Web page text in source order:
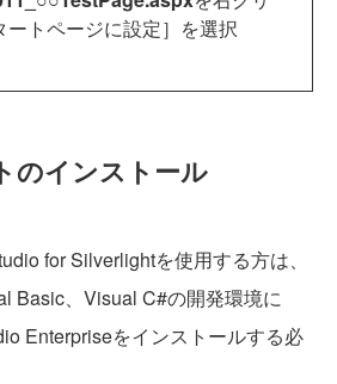
ートページに設定］を選択
のインストール
for Silverlightを使用する方は、
Basic、Visual C#の開発環境に
Enterpriseをインストールする必